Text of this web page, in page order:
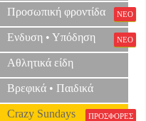
Προσωπική φροντίδα ΝΕΟ
Ενδυση • Υπόδηση ΝΕΟ
Αθλητικά είδη
Βρεφικά • Παιδικά
Crazy Sundays ΠΡΟΣΦΟΡΕΣ